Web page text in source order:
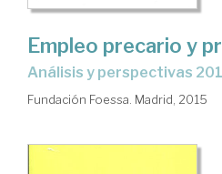
Empleo precario y
Análisis y perspectivas
Fundación Foessa. Madrid, 2015